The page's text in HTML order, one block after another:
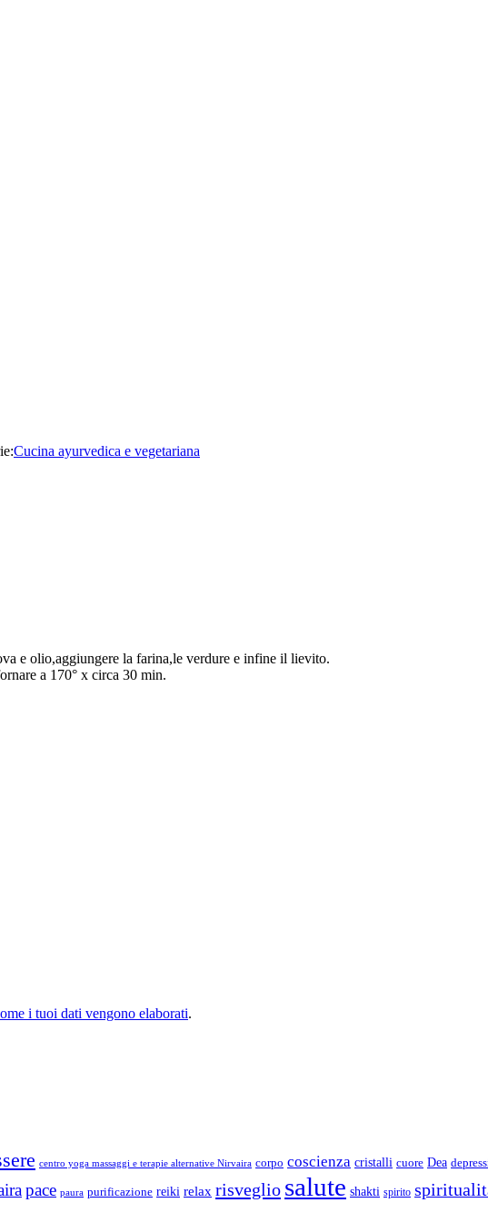
Cucina ayurvedica e vegetariana
e olio,aggiungere la farina,le verdure e infine il lievito.
a 170° x circa 30 min.
i tuoi dati vengono elaborati.
centro yoga massaggi e terapie alternative Nirvaira corpo coscienza cristalli cuore Dea
pace paura purificazione reiki relax risveglio salute shakti spirito